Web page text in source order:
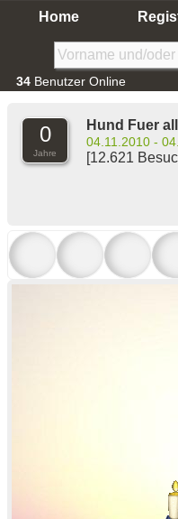
Home
34 Benutzer Online
0
Jahre
Hund Fuer
04.11.2010 -
[12.621